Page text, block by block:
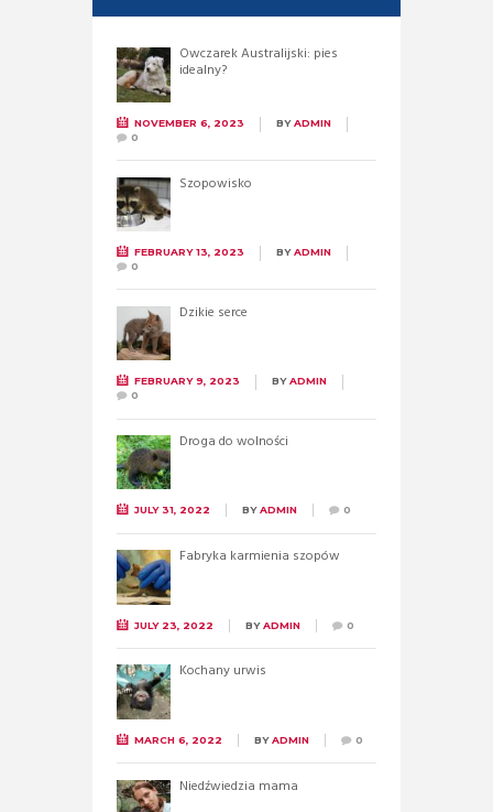
Owczarek Australijski: pies
idealny?
NOVEMBER 6, 2023 BYADMIN
0
Szopowisko
FEBRUARY 13, 2023 BYADMIN
0
Dzikie serce
FEBRUARY 9, 2023 BYADMIN
0
Droga do wolności
JULY 31, 2022 BYADMIN 0
Fabryka karmienia szopów
JULY 23, 2022 BYADMIN 0
Kochany urwis
MARCH 6, 2022 BYADMIN 0
Niedźwiedzia mama